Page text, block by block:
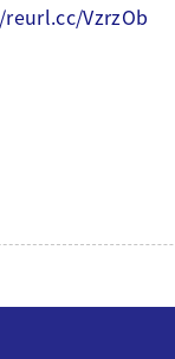
VzrzOb